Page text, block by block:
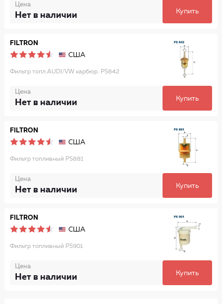
Цена
Нет в наличии Купить
FILTRON
США
Фильтр топл.AUDI/VW карбюр. PS842
Цена
Нет в наличии Купить
FILTRON
США
Фильтр топливный PS881
Цена
Нет в наличии Купить
FILTRON
США
Фильтр топливный PS901
Цена
Нет в наличии Купить